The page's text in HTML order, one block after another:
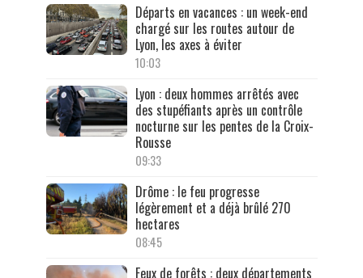
Départs en vacances : un week-end
chargé sur les routes autour de
Lyon, les axes à éviter
10:03
Lyon : deux hommes arrêtés avec
des stupéfiants après un contrôle
nocturne sur les pentes de la Croix-
Rousse
09:33
Drôme : le feu progresse
légèrement et a déjà brûlé 270
hectares
08:45
Feux de forêts : deux départements